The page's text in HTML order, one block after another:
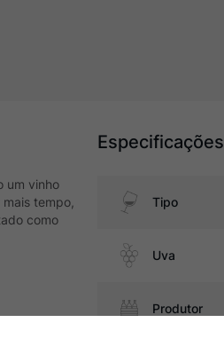
um vinho
tempo,
como
branco,
Especificações
Tipo
Uva
Produtor